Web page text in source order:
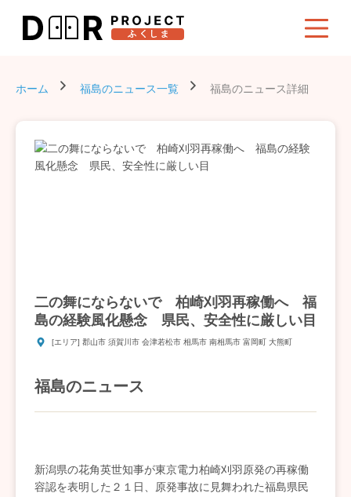
ホーム 福島のニュース一覧 福島のニュース詳細
二の舞にならないで 柏崎刈羽再稼働へ 福
島の経験風化懸念 県民、安全性に厳しい目
[エリア] 郡山市 須賀川市 会津若松市 相馬市 南相馬市 富岡町 大熊町
福島のニュース
新潟県の花角英世知事が東京電力柏崎刈羽原発の再稼働
容認を表明した２１日、原発事故に見舞われた福島県民